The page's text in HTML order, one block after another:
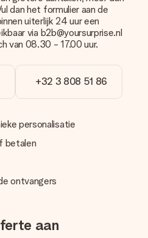
aan: iDeal, Paypal,
Hou bij handmatige
3 dagen extra levertijd van je
opnemen met onze
bij het vinden van een
bij je bestelling. Je
ontvanger laten afleveren, zo is
dan het formulier aan de
uiterlijk 24 uur een
via b2b@yoursurprise.nl
van 08.30 - 17.00 uur.
+32 3 808 51 86
personalisatie
betalen
ontvangers
aan